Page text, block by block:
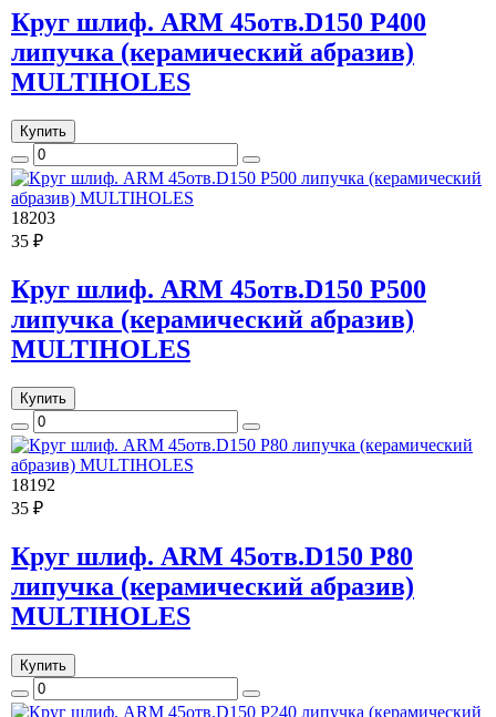
Круг шлиф. ARM 45отв.D150 P400
липучка (керамический абразив)
MULTIHOLES
Купить
18203
35 ₽
Круг шлиф. ARM 45отв.D150 P500
липучка (керамический абразив)
MULTIHOLES
Купить
18192
35 ₽
Круг шлиф. ARM 45отв.D150 P80
липучка (керамический абразив)
MULTIHOLES
Купить